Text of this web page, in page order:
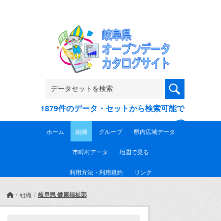
1879件のデータ・セットから検索可能で
す
ホーム 組織 グループ 県内広域データ
市町村データ 地図で見る
利用方法・利用規約 リンク
組織 岐阜県 健康福祉部